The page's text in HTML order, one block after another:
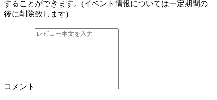
することができます。 (イベント情報については一定期間の
後に削除致します)
コメント